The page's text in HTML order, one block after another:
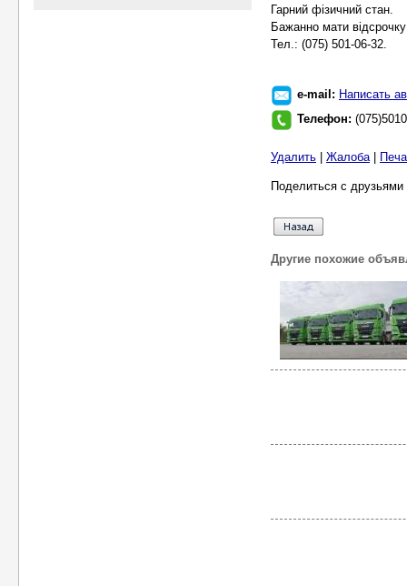
Гарний фізичний стан.
Бажанно мати
Тел.: (075) 501-06-32.
e-mail: Написать
Телефон:
Удалить Жалоба|
Поделиться с
Другие похожие